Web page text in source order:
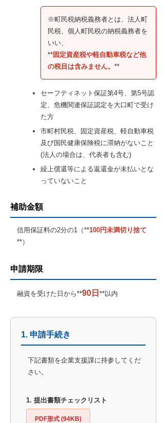
※町民税納税義務者とは、法人町
民税、個人町民税の納税義務者を
いい、
**固定資産税や軽自動車税など他
の税目は含みません。 **
セーフティネット保証第4号、第5号認
定、危機関連保証認定を大口町で受け
た方
市町村民税、固定資産税、軽自動車税
及び国民健康保険税に滞納がないこと
(法人の場合は、代表者も含む)
繰上償還等による返還金が未払いとな
っていないこと
補助金額
信用保証料の2分の1（**100円未満切り捨て
**）
申請期限
融資を受けた日から**90日 **以内
1. 申請手続き
下記書類を企業支援課に持参してくだ
さい。
1. 提出書類チェックリスト
PDF形式 (94KB)